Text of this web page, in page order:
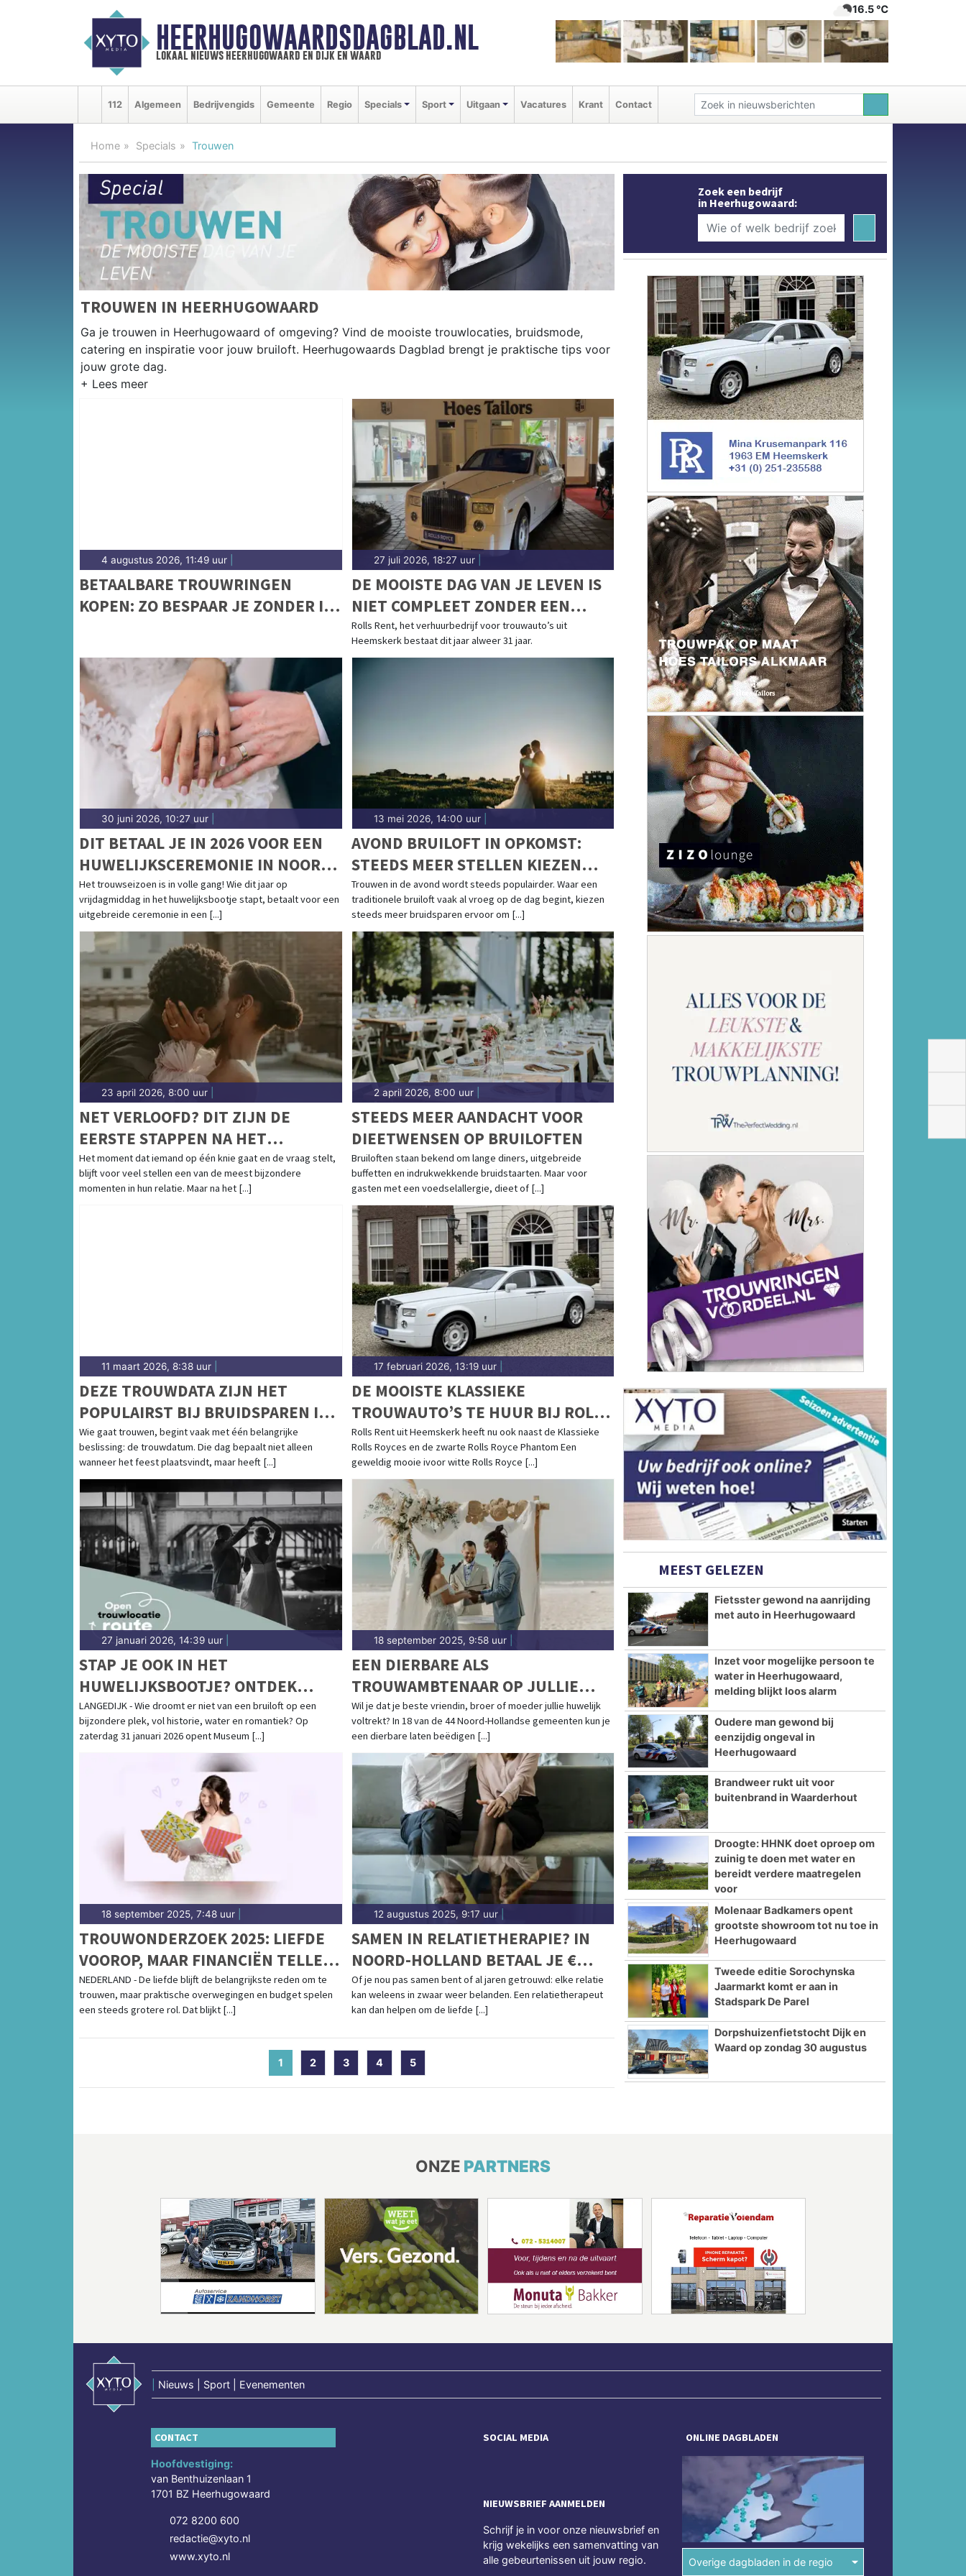
HEERHUGOWAARDSDAGBLAD.NL
lokaal nieuws heerhugowaard en dijk en waard
16.5 ℃
112 Algemeen Bedrijvengids Gemeente Regio Specials Sport Uitgaan Vacatures Krant Contact
Home Specials Trouwen
TROUWEN IN HEERHUGOWAARD
Ga je trouwen in Heerhugowaard of omgeving? Vind de mooiste trouwlocaties, bruidsmode,
catering en inspiratie voor jouw bruiloft. Heerhugowaards Dagblad brengt je praktische tips voor
jouw grote dag.
4 augustus 2026, 11:49 uur
BETAALBARE TROUWRINGEN
KOPEN: ZO BESPAAR JE ZONDER IN
27 juli 2026, 18:27 uur|
DE MOOISTE DAG VAN JE LEVEN IS
NIET COMPLEET ZONDER EEN
MOOIE TROUWAUTO
Rolls Rent, het verhuurbedrijf voor trouwauto’s uit
Heemskerk bestaat dit jaar alweer 31 jaar.
30 juni 2026, 10:27 uur
DIT BETAAL JE IN 2026 VOOR EEN
HUWELIJKSCEREMONIE IN NOORD-
HOLLAND
Het trouwseizoen is in volle gang! Wie dit jaar op
vrijdagmiddag in het huwelijksbootje stapt, betaalt voor een
uitgebreide ceremonie in een [...]
13 mei 2026, 14:00 uur|
AVOND BRUILOFT IN OPKOMST:
STEEDS MEER STELLEN KIEZEN
VOOR EEN CEREMONIE BIJ
ZONSONDERGANG
Trouwen in de avond wordt steeds populairder. Waar een
traditionele bruiloft vaak al vroeg op de dag begint, kiezen
steeds meer bruidsparen ervoor om [...]
23 april 2026, 8:00 uur
NET VERLOOFD? DIT ZIJN DE
EERSTE STAPPEN NA HET
HUWELIJKSAANZOEK
Het moment dat iemand op één knie gaat en de vraag stelt,
blijft voor veel stellen een van de meest bijzondere
momenten in hun relatie. Maar na het [...]
2 april 2026, 8:00 uur|
STEEDS MEER AANDACHT VOOR
DIEETWENSEN OP BRUILOFTEN
Bruiloften staan bekend om lange diners, uitgebreide
buffetten en indrukwekkende bruidstaarten. Maar voor
gasten met een voedselallergie, dieet of [...]
11 maart 2026, 8:38 uur
DEZE TROUWDATA ZIJN HET
POPULAIRST BIJ BRUIDSPAREN IN
2026, 2027 EN 2028
Wie gaat trouwen, begint vaak met één belangrijke
beslissing: de trouwdatum. Die dag bepaalt niet alleen
wanneer het feest plaatsvindt, maar heeft [...]
17 februari 2026, 13:19 uur|
DE MOOISTE KLASSIEKE
TROUWAUTO’S TE HUUR BIJ ROLLS
RENT
Rolls Rent uit Heemskerk heeft nu ook naast de Klassieke
Rolls Royces en de zwarte Rolls Royce Phantom Een
geweldig mooie ivoor witte Rolls Royce [...]
27 januari 2026, 14:39 uur
STAP JE OOK IN HET
HUWELIJKSBOOTJE? ONTDEK
MUSEUM BROEKERVEILING
TIJDENS DE OPEN TROUWLOCATIE
ROUTE OP 31 JANUARI 2026
LANGEDIJK - Wie droomt er niet van een bruiloft op een
bijzondere plek, vol historie, water en romantiek? Op
zaterdag 31 januari 2026 opent Museum [...]
18 september 2025, 9:58 uur|
EEN DIERBARE ALS
TROUWAMBTENAAR OP JULLIE
BRUILOFT? DIT KAN IN 18 VAN DE
44 NOORD-HOLLANDSE
GEMEENTEN
Wil je dat je beste vriendin, broer of moeder jullie huwelijk
voltrekt? In 18 van de 44 Noord-Hollandse gemeenten kun je
een dierbare laten beëdigen [...]
18 september 2025, 7:48 uur
TROUWONDERZOEK 2025: LIEFDE
VOOROP, MAAR FINANCIËN TELLEN
MEE
NEDERLAND - De liefde blijft de belangrijkste reden om te
trouwen, maar praktische overwegingen en budget spelen
een steeds grotere rol. Dat blijkt [...]
12 augustus 2025, 9:17 uur|
SAMEN IN RELATIETHERAPIE? IN
NOORD-HOLLAND BETAAL JE €
143,98 PER UUR
Of je nou pas samen bent of al jaren getrouwd: elke relatie
kan weleens in zwaar weer belanden. Een relatietherapeut
kan dan helpen om de liefde [...]
1 (current)
2 3 4 5
Zoek een bedrijf
in Heerhugowaard:
MEEST GELEZEN
Fietsster gewond na aanrijding
met auto in Heerhugowaard
Inzet voor mogelijke persoon te
water in Heerhugowaard,
melding blijkt loos alarm
Oudere man gewond bij
eenzijdig ongeval in
Heerhugowaard
Brandweer rukt uit voor
buitenbrand in Waarderhout
Droogte: HHNK doet oproep om
zuinig te doen met water en
bereidt verdere maatregelen
voor
Molenaar Badkamers opent
grootste showroom tot nu toe in
Heerhugowaard
Tweede editie Sorochynska
Jaarmarkt komt er aan in
Stadspark De Parel
Dorpshuizenfietstocht Dijk en
Waard op zondag 30 augustus
ONZE PARTNERS
Nieuws | Sport | Evenementen
CONTACT
Hoofdvestiging:
van Benthuizenlaan 1
1701 BZ Heerhugowaard
072 8200 600
redactie@xyto.nl
www.xyto.nl
SOCIAL MEDIA
NIEUWSBRIEF AANMELDEN
Schrijf je in voor onze nieuwsbrief en
krijg wekelijks een samenvatting van
alle gebeurtenissen uit jouw regio.
ONLINE DAGBLADEN
Overige dagbladen in de regio